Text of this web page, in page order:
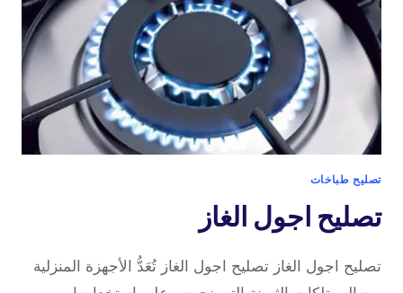
المنزل
تصليح طباخات
تصليح اجول الغاز
تصليح اجول الغاز تصليح اجول الغاز تُعَدُّ الأجهزة المنزلية